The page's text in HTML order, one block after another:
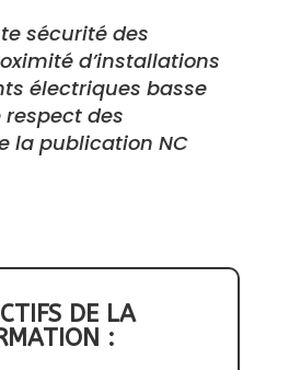
sécurité des
d’installations
électriques basse
des
la publication NC
DE LA
: